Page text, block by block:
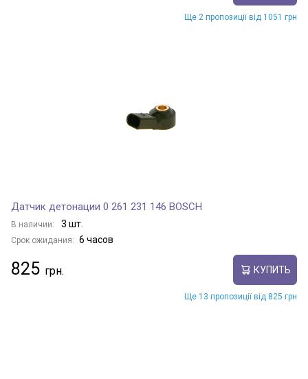
Ще 2 пропозиції від 1051 грн
Датчик детонации 0 261 231 146 BOSCH
В наличии: 3 шт.
Срок ожидания: 6 часов
825 КУПИТЬ
Ще 13 пропозиції від 825 грн